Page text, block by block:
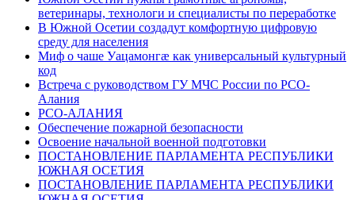
ветеринары, технологи и специалисты по переработке
В Южной Осетии создадут комфортную цифровую
среду для населения
Миф о чаше Уацамонгæ как универсальный культурный
код
Встреча с руководством ГУ МЧС России по РСО-
Алания
РСО-АЛАНИЯ
Обеспечение пожарной безопасности
Освоение начальной военной подготовки
ПОСТАНОВЛЕНИЕ ПАРЛАМЕНТА РЕСПУБЛИКИ
ЮЖНАЯ ОСЕТИЯ
ПОСТАНОВЛЕНИЕ ПАРЛАМЕНТА РЕСПУБЛИКИ